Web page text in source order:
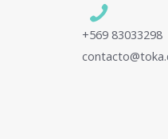
+569 83033298